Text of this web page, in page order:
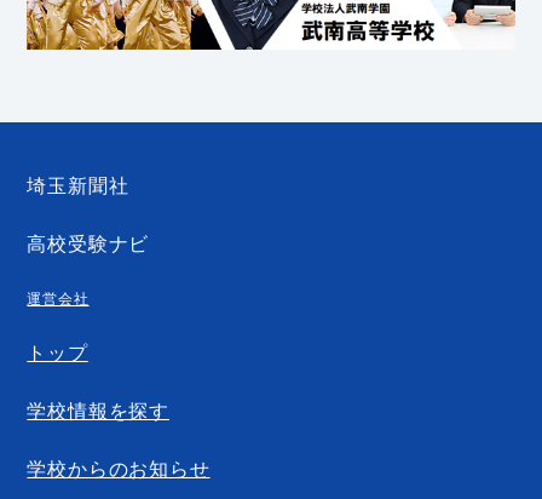
埼玉新聞社
高校受験ナビ
運営会社
トップ
学校情報を探す
学校からのお知らせ